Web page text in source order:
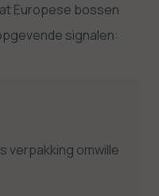
Europese bossen
signalen:
verpakking omwille